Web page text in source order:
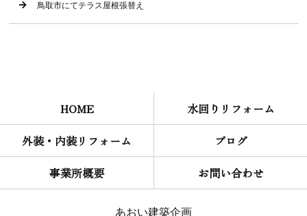
鳥取市にてテラス屋根張替え
HOME
水回りリフォーム
外装・内装リフォーム
ブログ
事業所概要
お問い合わせ
あおい建築企画